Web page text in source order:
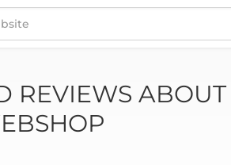
WEBSHOP
REVIEWS ABOUT